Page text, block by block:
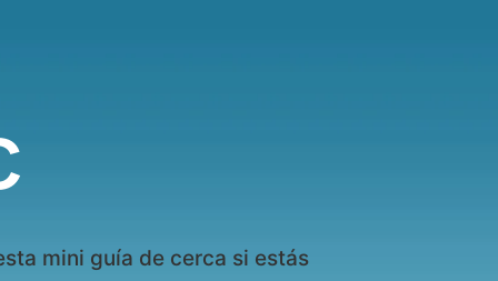
mini guía de cerca si estás